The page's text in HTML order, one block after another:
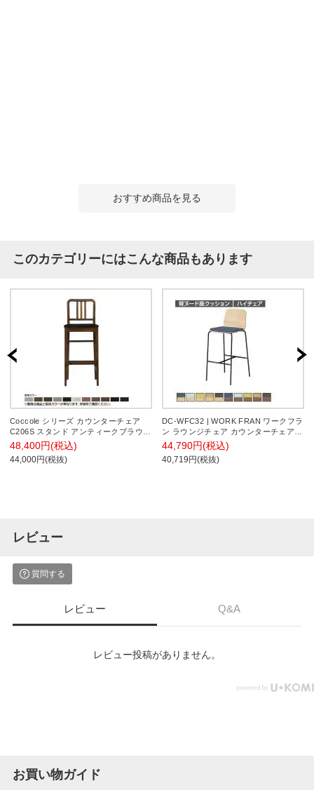
おすすめ商品を見る
このカテゴリーにはこんな商品もあります
Coccole シリーズ カウンターチェア
C206S スタンド アンティークブラウン
ランクⅢ 3 Mots espoir
48,400円(税込)
44,000円(税抜)
DC-WFC32 | WORK FRAN ワークフラ
ン ラウンジチェア カウンターチェア
ハイタイプ 背ヌード ビニルレザー張り
幅450×奥行530×高さ980mm プラス
(PLUS)
44,790円(税込)
40,719円(税抜)
レビュー
質問する
レビュー Q&A
レビュー投稿がありません。
お買い物ガイド